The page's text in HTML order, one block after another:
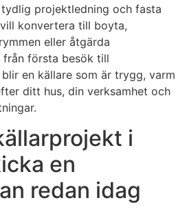
projektledning och fasta
konvertera till boyta,
eller åtgärda
första besök till
en källare som är trygg, varm
ditt hus, din verksamhet och
i
en
redan idag